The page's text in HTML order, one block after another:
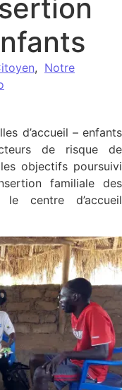
, Notre
d’accueil – enfants
de risque de
objectifs poursuivi
familiale des
centre d’accueil